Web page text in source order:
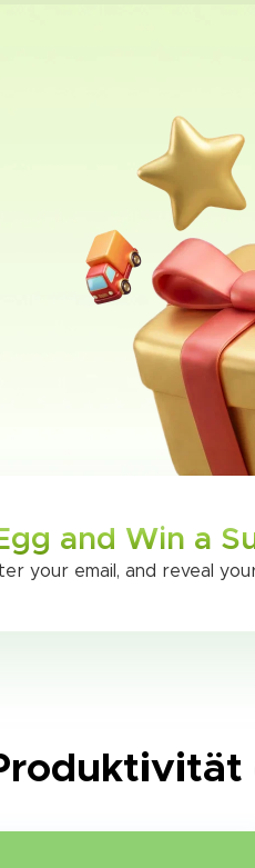
and Win a
your email, and reveal